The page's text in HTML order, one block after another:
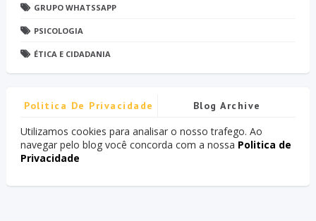
GRUPO WHATSSAPP
PSICOLOGIA
ÉTICA E CIDADANIA
Politica De Privacidade Blog Archive
Utilizamos cookies para analisar o nosso trafego. Ao
navegar pelo blog você concorda com a nossa Politica de
Privacidade